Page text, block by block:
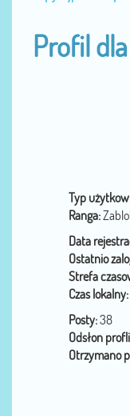
Profil
Typ
Ranga:
Data
Ostatnio
Strefa
Czas lokalny:
Posty:38
Odsłon
Otrzymano